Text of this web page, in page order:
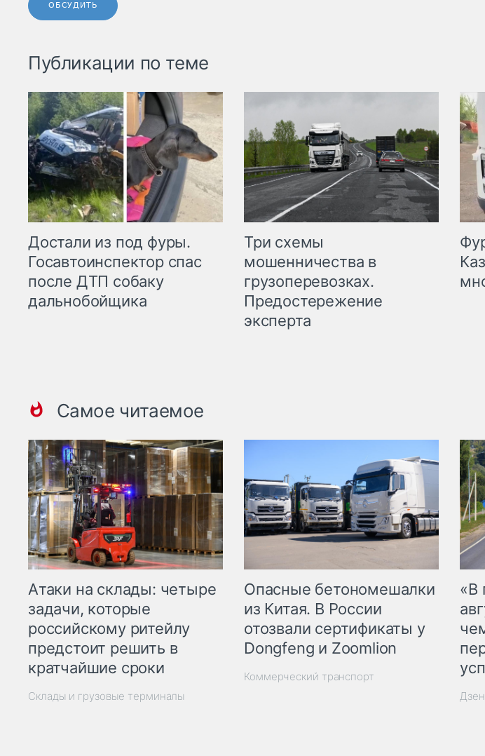
ОБСУДИТЬ
Публикации по теме
Достали из под фуры.
Госавтоинспектор спас
после ДТП собаку
дальнобойщика
Три схемы
мошенничества в
грузоперевозках.
Предостережение
эксперта
Самое читаемое
Атаки на склады: четыре
задачи, которые
российскому ритейлу
предстоит решить в
кратчайшие сроки
Склады и грузовые терминалы
Опасные бетономешалки
из Китая. В России
отозвали сертификаты у
Dongfeng и Zoomlion
Коммерческий транспорт
«В
Дзен